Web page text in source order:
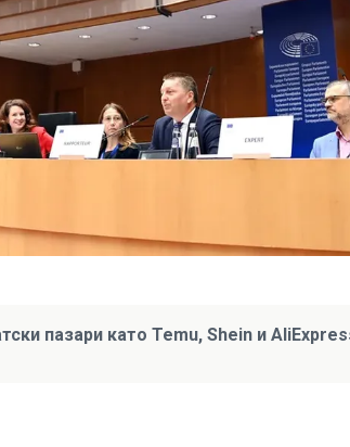
пазари като Temu, Shein и